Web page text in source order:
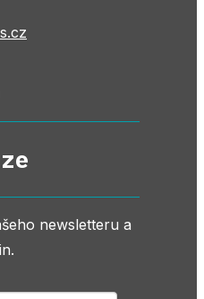
newsletteru a